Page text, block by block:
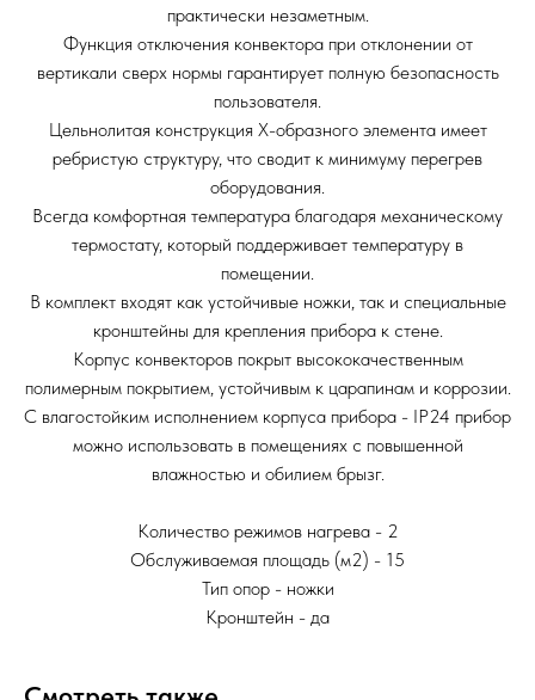
практически незаметным.
Функция отключения конвектора при отклонении от
вертикали сверх нормы гарантирует полную безопасность
пользователя.
Цельнолитая конструкция Х-образного элемента имеет
ребристую структуру, что сводит к минимуму перегрев
оборудования.
Всегда комфортная температура благодаря механическому
термостату, который поддерживает температуру в
помещении.
В комплект входят как устойчивые ножки, так и специальные
кронштейны для крепления прибора к стене.
Корпус конвекторов покрыт высококачественным
полимерным покрытием, устойчивым к царапинам и коррозии.
С влагостойким исполнением корпуса прибора - IP24 прибор
можно использовать в помещениях с повышенной
влажностью и обилием брызг.
Количество режимов нагрева - 2
Обслуживаемая площадь (м2) - 15
Тип опор - ножки
Кронштейн - да